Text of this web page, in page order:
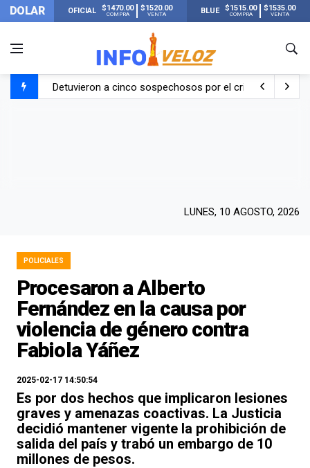
DOLAR OFICIAL $1470.00
COMPRA
$1520.00
VENTA BLUE $1515.00
COMPRA
$1535.00
VENTA
Detuvieron a cinco sospechosos por el crimen de un
LUNES, 10 AGOSTO, 2026
POLICIALES
Procesaron a Alberto
Fernández en la causa por
violencia de género contra
Fabiola Yáñez
2025-02-17 14:50:54
Es por dos hechos que implicaron lesiones
graves y amenazas coactivas. La Justicia
decidió mantener vigente la prohibición de
salida del país y trabó un embargo de 10
millones de pesos.